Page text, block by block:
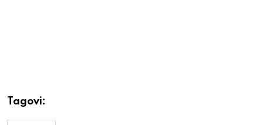
Tagovi: